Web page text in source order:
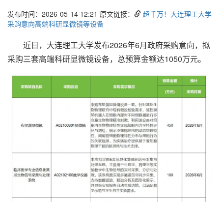
发布时间：2026-05-14 12:21 原文链接：
超千万！大连理工大学
采购意向高端科研显微镜等设备
近日，大连理工大学发布2026年6月政府采购意向，拟
采购三套高端科研显微镜设备，总预算金额达1050万元。